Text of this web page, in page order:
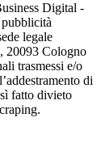
Digital -
legale
20093 Cologno
trasmessi e/o
di
fatto divieto